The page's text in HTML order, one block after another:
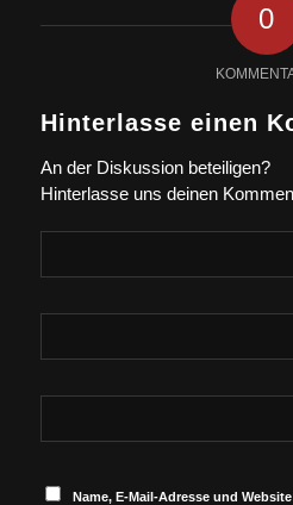
0
Hinterlasse einen
An der Diskussion beteiligen?
Hinterlasse uns deinen
Name, E-Mail-Adresse und